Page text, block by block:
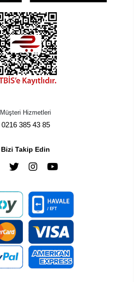
Müşteri Hizmetleri
0216 385 43 85
Bizi Takip Edin